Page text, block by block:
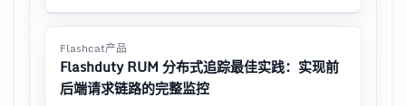
Flashcat产品
Flashduty RUM 分布式追踪最佳实践：实现前
后端请求链路的完整监控